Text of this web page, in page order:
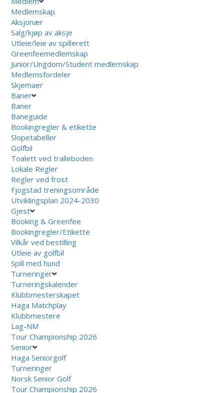
Medlemskap
Aksjonær
Salg/kjøp av aksje
Utleie/leie av spillerett
Greenfeemedlemskap
Junior/Ungdom/Student medlemskap
Medlemsfordeler
Skjemaer
Baner
Baner
Baneguide
Bookingregler & etikette
Slopetabeller
Golfbil
Toalett ved tralleboden
Lokale Regler
Regler ved frost
Fjogstad treningsområde
Utviklingsplan 2024-2030
Gjest
Booking & Greenfee
Bookingregler/Etikette
Vilkår ved bestilling
Utleie av golfbil
Spill med hund
Turneringer
Turneringskalender
Klubbmesterskapet
Haga Matchplay
Klubbmestere
Lag-NM
Tour Championship 2026
Senior
Haga Seniorgolf
Turneringer
Norsk Senior Golf
Tour Championship 2026